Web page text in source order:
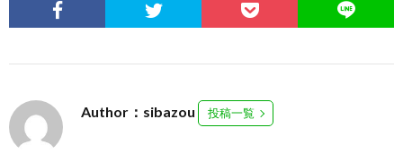
Author：sibazou 投稿一覧